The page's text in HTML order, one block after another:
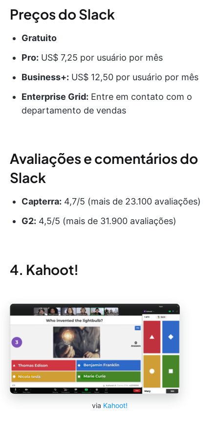
Preços do Slack
Gratuito
Pro: US$ 7,25 por usuário por mês
Business+: US$ 12,50 por usuário por mês
Enterprise Grid: Entre em contato com o
departamento de vendas
Avaliações e comentários do
Slack
Capterra: 4,7/5 (mais de 23.100 avaliações)
G2: 4,5/5 (mais de 31.900 avaliações)
4. Kahoot!
via Kahoot!